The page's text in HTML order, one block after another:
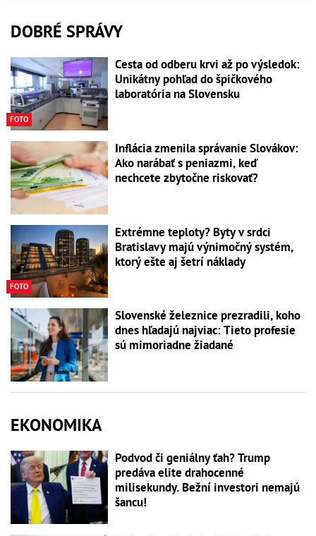
DOBRÉ SPRÁVY
FOTO
Cesta od odberu krvi až po výsledok:
Unikátny pohľad do špičkového
laboratória na Slovensku
Inflácia zmenila správanie Slovákov:
Ako narábať s peniazmi, keď
nechcete zbytočne riskovať?
FOTO
Extrémne teploty? Byty v srdci
Bratislavy majú výnimočný systém,
ktorý ešte aj šetrí náklady
Slovenské železnice prezradili, koho
dnes hľadajú najviac: Tieto profesie
sú mimoriadne žiadané
EKONOMIKA
Podvod či geniálny ťah? Trump
predáva elite drahocenné
milisekundy. Bežní investori nemajú
šancu!